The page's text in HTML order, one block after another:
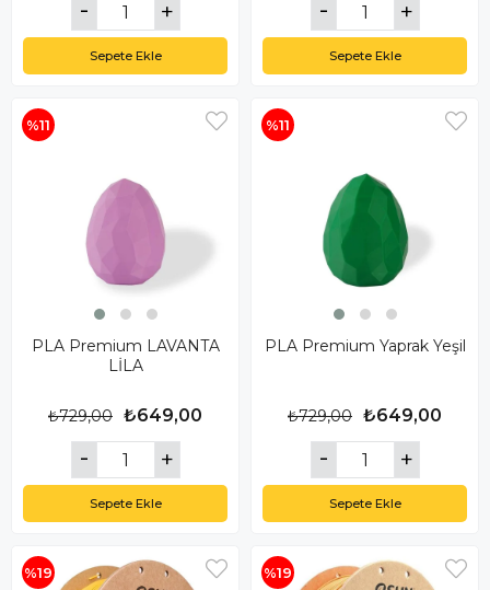
Sepete Ekle Sepete Ekle
PLA Premium LAVANTA
LİLA
₺649,00
₺729,00
Sepete Ekle
%11
PLA Premium Yaprak Yeşil
₺649,00
₺729,00
Sepete Ekle
%11
%19 %19